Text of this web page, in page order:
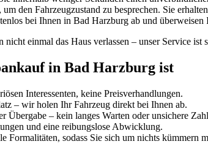
den Fahrzeugzustand zu besprechen. Sie
bei Ihnen in Bad Harzburg ab und überweisen
einmal das Haus verlassen – unser Service ist
in Bad Harzburg ist
Interessenten, keine Preisverhandlungen.
– wir holen Ihr Fahrzeug direkt bei Ihnen ab.
Übergabe – kein langes Warten oder unsichere
und eine reibungslose Abwicklung.
Formalitäten, sodass Sie sich um nichts kümmern